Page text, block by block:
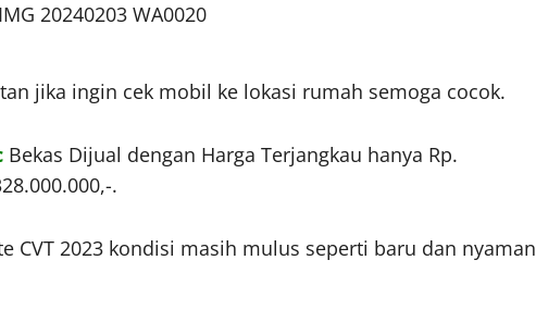
IMG 20240203 WA0020
jika ingin cek mobil ke lokasi rumah semoga cocok.
Bekas Dijual dengan Harga Terjangkau hanya Rp.
.
CVT 2023 kondisi masih mulus seperti baru dan nyaman